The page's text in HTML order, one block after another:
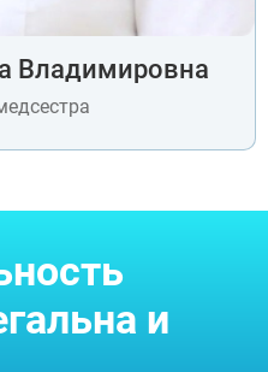
Владимировна
и
ГОРОД